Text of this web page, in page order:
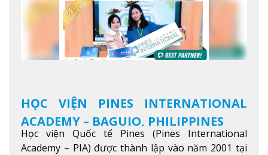
HỌC VIỆN PINES INTERNATIONAL
ACADEMY – BAGUIO, PHILIPPINES
Học viện Quốc tế Pines (Pines International
Academy – PIA) được thành lập vào năm 2001 tại